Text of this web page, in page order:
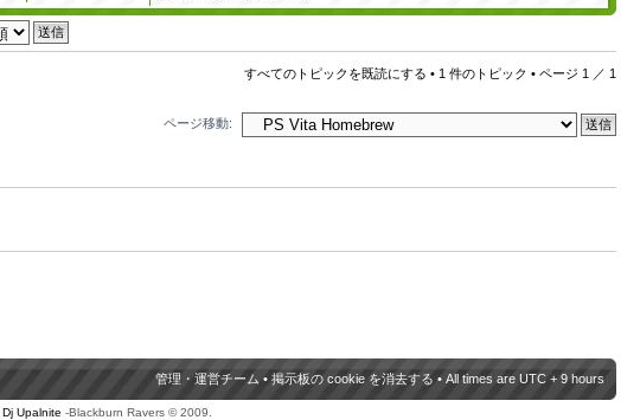
すべてのトピックを既読にする • 1 件のトピック • ページ 1 ／ 1
ページ移動:
管理・運営チーム • 掲示板の cookie を消去する • All times are UTC + 9 hours
Dj Upalnite -Blackburn Ravers © 2009.